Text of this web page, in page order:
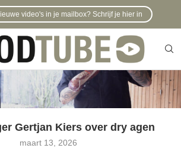
video's in je mailbox? Schrijf je hier in
Gertjan Kiers over dry agen
maart 13, 2026